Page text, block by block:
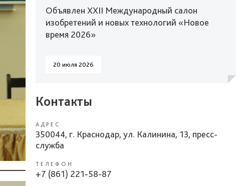
Объявлен XXII Международный салон
изобретений и новых технологий «Новое
время 2026»
20 июля 2026
Контакты
АДРЕС
350044, г. Краснодар, ул. Калинина, 13, пресс-
служба
ТЕЛЕФОН
+7 (861) 221-58-87